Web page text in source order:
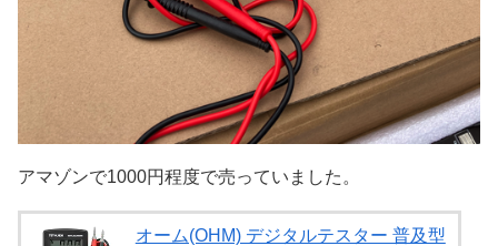
アマゾンで1000円程度で売っていました。
オーム(OHM) デジタルテスター 普及型